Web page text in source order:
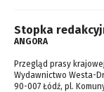
Stopka
ANGORA
Przegląd prasy
Wydawnictwo Westa-
90-007 Łódź, pl.